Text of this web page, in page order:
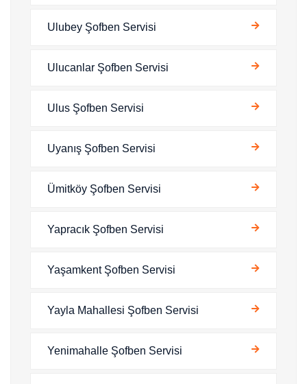
Ulubey Şofben Servisi
Ulucanlar Şofben Servisi
Ulus Şofben Servisi
Uyanış Şofben Servisi
Ümitköy Şofben Servisi
Yapracık Şofben Servisi
Yaşamkent Şofben Servisi
Yayla Mahallesi Şofben Servisi
Yenimahalle Şofben Servisi